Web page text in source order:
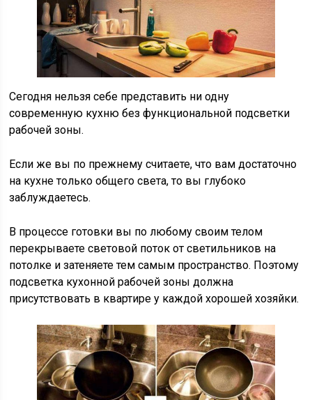
Сегодня нельзя себе представить ни одну
современную кухню без функциональной подсветки
рабочей зоны.
Если же вы по прежнему считаете, что вам достаточно
на кухне только общего света, то вы глубоко
заблуждаетесь.
В процессе готовки вы по любому своим телом
перекрываете световой поток от светильников на
потолке и затеняете тем самым пространство. Поэтому
подсветка кухонной рабочей зоны должна
присутствовать в квартире у каждой хорошей хозяйки.